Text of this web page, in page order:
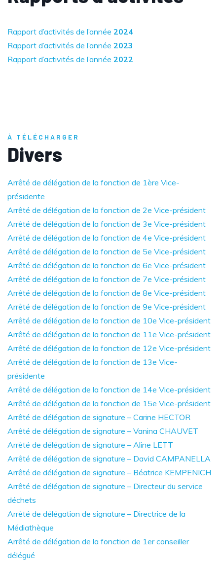
Rapport d’activités de l’année 2024
Rapport d’activités de l’année 2023
Rapport d’activités de l’année 2022
À TÉLÉCHARGER
Divers
Arrêté de délégation de la fonction de 1ère Vice-
présidente
Arrêté de délégation de la fonction de 2e Vice-président
Arrêté de délégation de la fonction de 3e Vice-président
Arrêté de délégation de la fonction de 4e Vice-président
Arrêté de délégation de la fonction de 5e Vice-président
Arrêté de délégation de la fonction de 6e Vice-président
Arrêté de délégation de la fonction de 7e Vice-président
Arrêté de délégation de la fonction de 8e Vice-président
Arrêté de délégation de la fonction de 9e Vice-président
Arrêté de délégation de la fonction de 10e Vice-président
Arrêté de délégation de la fonction de 11e Vice-président
Arrêté de délégation de la fonction de 12e Vice-président
Arrêté de délégation de la fonction de 13e Vice-
présidente
Arrêté de délégation de la fonction de 14e Vice-président
Arrêté de délégation de la fonction de 15e Vice-président
Arrêté de délégation de signature – Carine HECTOR
Arrêté de délégation de signature – Vanina CHAUVET
Arrêté de délégation de signature – Aline LETT
Arrêté de délégation de signature – David CAMPANELLA
Arrêté de délégation de signature – Béatrice KEMPENICH
Arrêté de délégation de signature – Directeur du service
déchets
Arrêté de délégation de signature – Directrice de la
Médiathèque
Arrêté de délégation de la fonction de 1er conseiller
délégué